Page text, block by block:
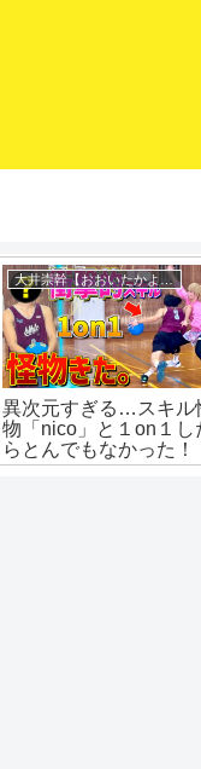
mituaki TV
ローポスト攻め方3